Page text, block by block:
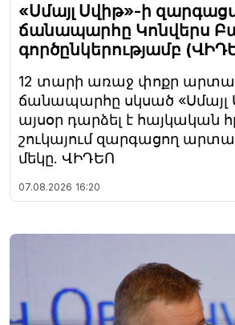
«Սմայլ Սվիթ»-ի
ճանապարհը Կոնվերս
գործընկերությամբ
12 տարի առաջ փոքր
ճանապարհը սկսած «Սմայլ
այսօր դարձել է հայկական
շուկայում զարգացող
մեկը. ՎԻԴԵՈ
07.08.2026 16:20